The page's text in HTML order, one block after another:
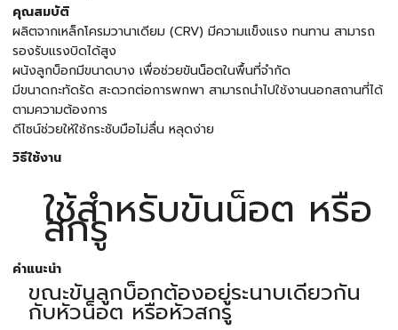
คุณสมบัติ
ผลิตจากเหล็กโครมวานาเดียม (CRV) มีความแข็งแรง ทนทาน สามารถ
รองรับแรงบิดได้สูง
ผนังลูกบ็อกมีขนาดบาง เพื่อช่วยขันน็อตในพื้นที่จำกัด
มีขนาดกะทัดรัด สะดวกต่อการพกพา สามารถนำไปใช้งานนอกสถานที่ได้
ตามความต้องการ
ดีไซน์ช่วยให้ใช้กระชับมือไม่ลื่น หลุดง่าย
วิธีใช้งาน
ใช้สำหรับขันน็อต หรือ
สกรู
คำแนะนำ
ขณะขันลูกบ็อกต้องอยู่ระนาบเดียวกัน
กับหัวน็อต หรือหัวสกรู